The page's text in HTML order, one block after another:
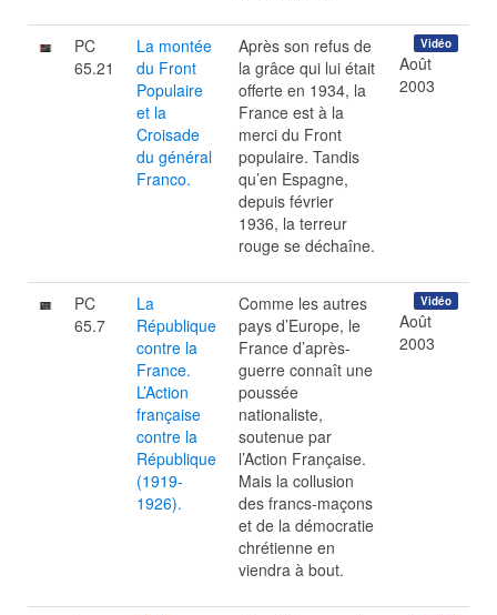
PC
65.21
La montée
du Front
Populaire
et la
Croisade
du général
Franco.
Après son refus de
la grâce qui lui était
offerte en 1934, la
France est à la
merci du Front
populaire. Tandis
qu’en Espagne,
depuis février
1936, la terreur
rouge se déchaîne.
Vidéo
Août
2003
PC
65.7
La
République
contre la
France.
L’Action
française
contre la
République
(1919-
1926).
Comme les autres
pays d’Europe, le
France d’après-
guerre connaît une
poussée
nationaliste,
soutenue par
l’Action Française.
Mais la collusion
des francs-maçons
et de la démocratie
chrétienne en
viendra à bout.
Vidéo
Août
2003